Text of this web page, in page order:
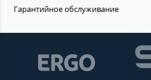
Гарантийное обслуживание